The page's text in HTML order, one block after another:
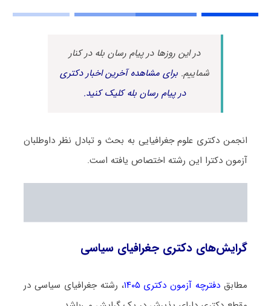
در این روزها در پیام رسان بله در کنار
شماییم.برای مشاهده آخرین اخبار دکتری
در پیام رسان بله کلیک کنید.
انجمن دکتری علوم جغرافیایی به بحث و تبادل نظر داوطلبان
آزمون دکترا این رشته اختصاص یافته است.
گرایش‌های دکتری جغرافیای سیاسی
مطابق دفترچه آزمون دکتری ۱۴۰۵
، رشته جغرافیای سیاسی در